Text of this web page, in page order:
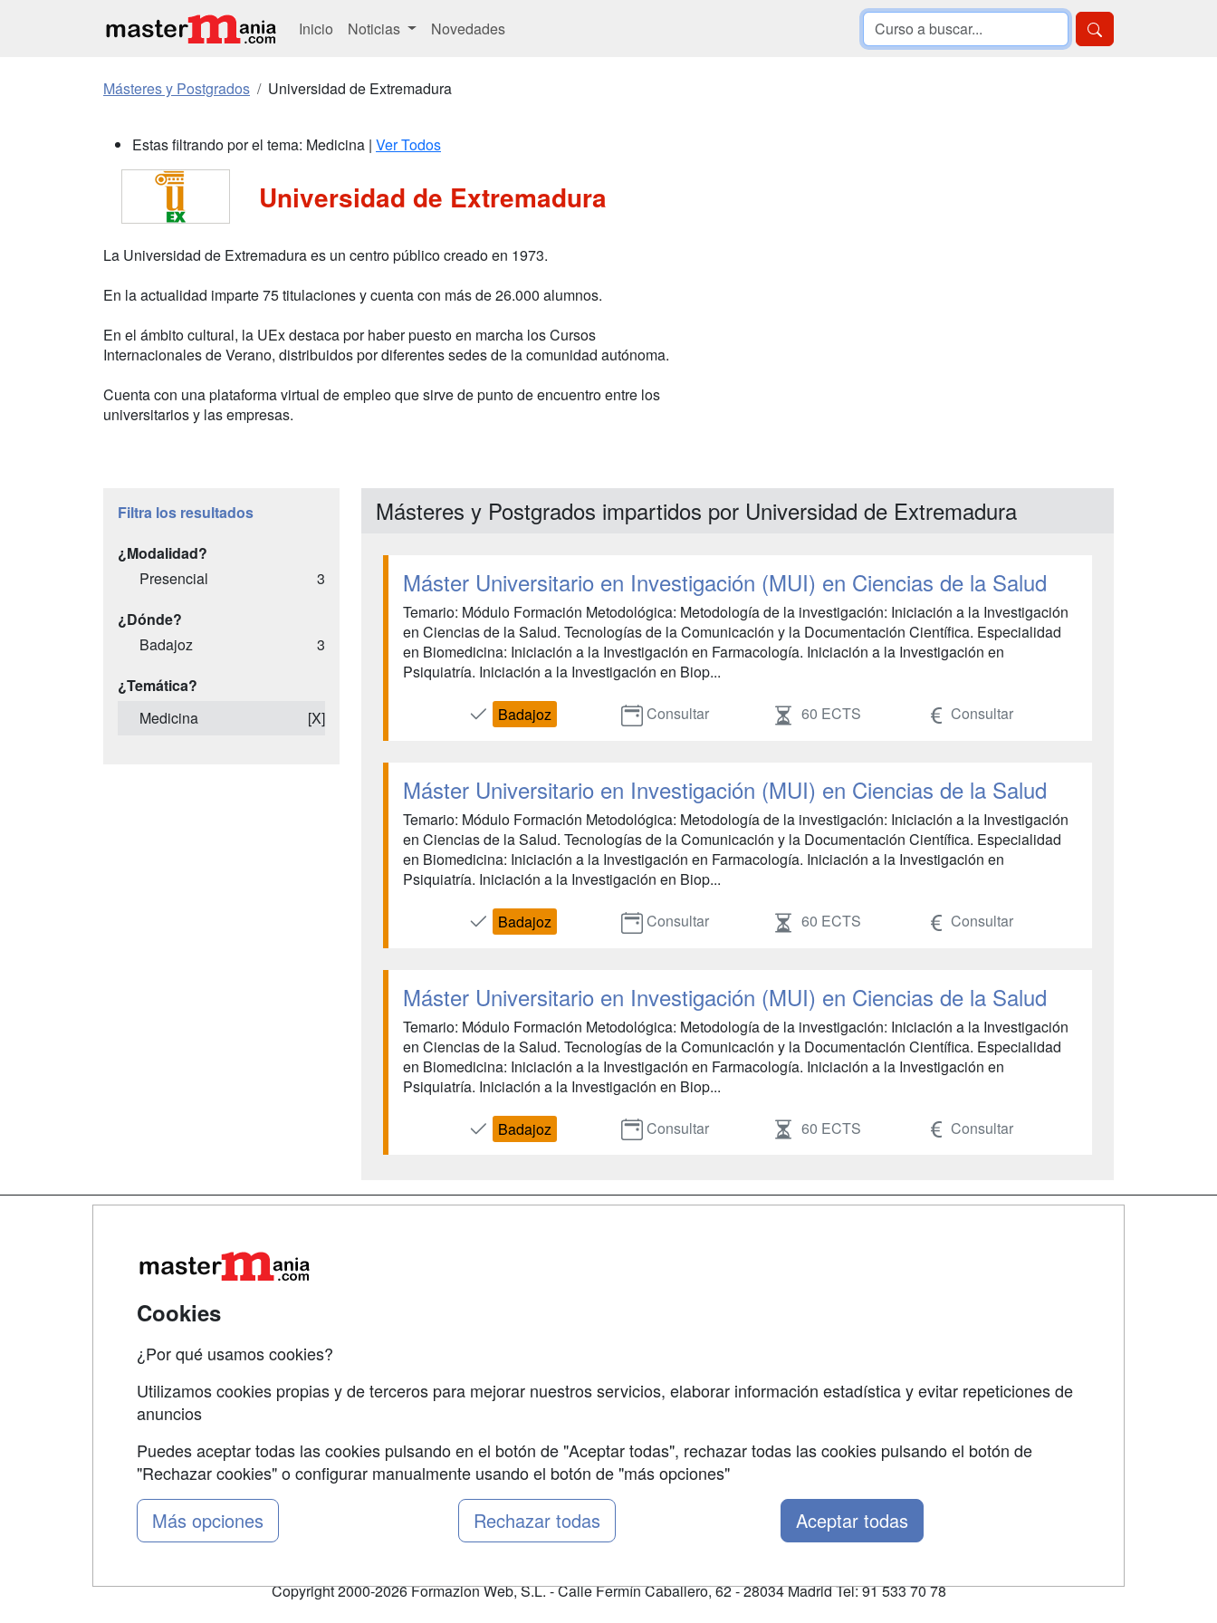
Inicio Noticias Novedades
Másteres y Postgrados Universidad de Extremadura
Estas filtrando por el tema: Medicina | Ver Todos
Universidad de Extremadura
La Universidad de Extremadura es un centro público creado en 1973.
En la actualidad imparte 75 titulaciones y cuenta con más de 26.000 alumnos.
En el ámbito cultural, la UEx destaca por haber puesto en marcha los Cursos
Internacionales de Verano, distribuidos por diferentes sedes de la comunidad autónoma.
Cuenta con una plataforma virtual de empleo que sirve de punto de encuentro entre los
universitarios y las empresas.
Filtra los resultados
¿Modalidad?
Presencial
3
¿Dónde?
Badajoz
3
¿Temática?
Medicina
[X]
Másteres y Postgrados impartidos por Universidad de Extremadura
Máster Universitario en Investigación (MUI) en Ciencias de la Salud
Temario: Módulo Formación Metodológica: Metodología de la investigación: Iniciación a la Investigación
en Ciencias de la Salud. Tecnologías de la Comunicación y la Documentación Científica. Especialidad
en Biomedicina: Iniciación a la Investigación en Farmacología. Iniciación a la Investigación en
Psiquiatría. Iniciación a la Investigación en Biop...
Badajoz Consultar 60 ECTS Consultar
Máster Universitario en Investigación (MUI) en Ciencias de la Salud
Temario: Módulo Formación Metodológica: Metodología de la investigación: Iniciación a la Investigación
en Ciencias de la Salud. Tecnologías de la Comunicación y la Documentación Científica. Especialidad
en Biomedicina: Iniciación a la Investigación en Farmacología. Iniciación a la Investigación en
Psiquiatría. Iniciación a la Investigación en Biop...
Badajoz Consultar 60 ECTS Consultar
Máster Universitario en Investigación (MUI) en Ciencias de la Salud
Temario: Módulo Formación Metodológica: Metodología de la investigación: Iniciación a la Investigación
en Ciencias de la Salud. Tecnologías de la Comunicación y la Documentación Científica. Especialidad
en Biomedicina: Iniciación a la Investigación en Farmacología. Iniciación a la Investigación en
Psiquiatría. Iniciación a la Investigación en Biop...
Badajoz Consultar 60 ECTS Consultar
Grupo formazion:
Copyright 2000-2026 Formazion Web, S.L. - Calle Fermín Caballero, 62 - 28034 Madrid Tel: 91 533 70 78
Cookies
¿Por qué usamos cookies?
Utilizamos cookies propias y de terceros para mejorar nuestros servicios, elaborar información estadística y evitar repeticiones de
anuncios
Puedes aceptar todas las cookies pulsando en el botón de "Aceptar todas", rechazar todas las cookies pulsando el botón de
"Rechazar cookies" o configurar manualmente usando el botón de "más opciones"
Más opciones Rechazar todas Aceptar todas